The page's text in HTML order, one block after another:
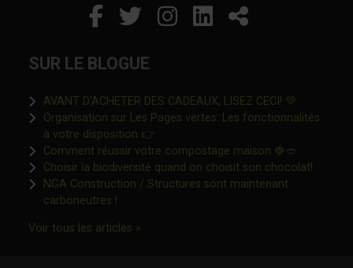
Facebook
Ce lien s'ouvrira dans
Twitter
Ce lien s'ouvrira
Instagram
Ce lien s'ouvrira
LinkedIn
Ce lien
Partager
SUR LE BLOGUE
AVANT D’ACHETER DES CADEAUX, LISEZ CECI! 💚
Organisation sur Les Pages vertes: Les fonctionnalités
à votre disposition 👉Ce lien s'ouvrira dans une nouvelle
Comment réussir votre compostage maison 🍓🥙
Choisir la biodiversité quand on choisit son chocolat!Ce lien
NGA Construction / Structures sont maintenant
carboneutres !Ce lien s'ouvrira dans une nouvelle fenêtre"
Voir tous les articles »Ce lien s'ouvrira dans une nouvelle